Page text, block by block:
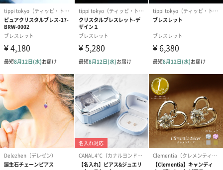
持ち主の明るさや輝きを引き出してくれます。人間関係をスムー
ズにし、物事を前進させたいときに。
商品詳細情報
素材／原材料
天然石、K14GFピアスフック、K18ミラーボールパー
ツ
サイズ
長さ約3.3cm(ピアスフック部分含む）
ご使用上／安
全上の注意
水濡れや汗など濡れた状態でのご使用は変色の恐れが
ありますのでご注意ください。ご使用後は乾いた柔ら
かい布で拭き、傷を防ぐために１点ずつ分けての保管
をおすすめします。